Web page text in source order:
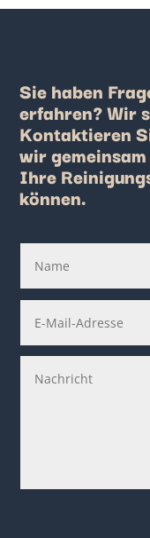
Sie haben
erfahren? Wir
Kontaktieren
wir
Ihre
können.